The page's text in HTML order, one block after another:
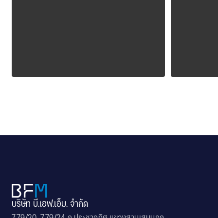
บริษัท บี.เอฟ.เอ็ม. จำกัด